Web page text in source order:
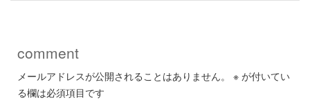
comment
メールアドレスが公開されることはありません。 ※ が付いてい
る欄は必須項目です